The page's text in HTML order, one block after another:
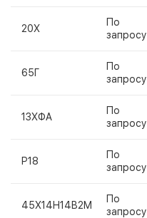
20Х
По
запросу
65Г
По
запросу
13ХФА
По
запросу
Р18
По
запросу
45Х14Н14В2М
По
запросу